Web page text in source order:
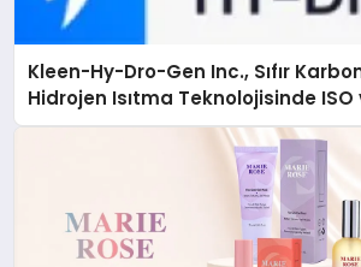
Kleen-Hy-Dro-Gen Inc., Sıfır
Hidrojen Isıtma Teknolojisinde ISO
Düzenleyici Onaylarını Aldı